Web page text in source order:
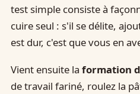
test simple consiste à
cuire seul : s'il se délite,
est dur, c'est que vous en
Vient ensuite la formation
de travail fariné, roulez la